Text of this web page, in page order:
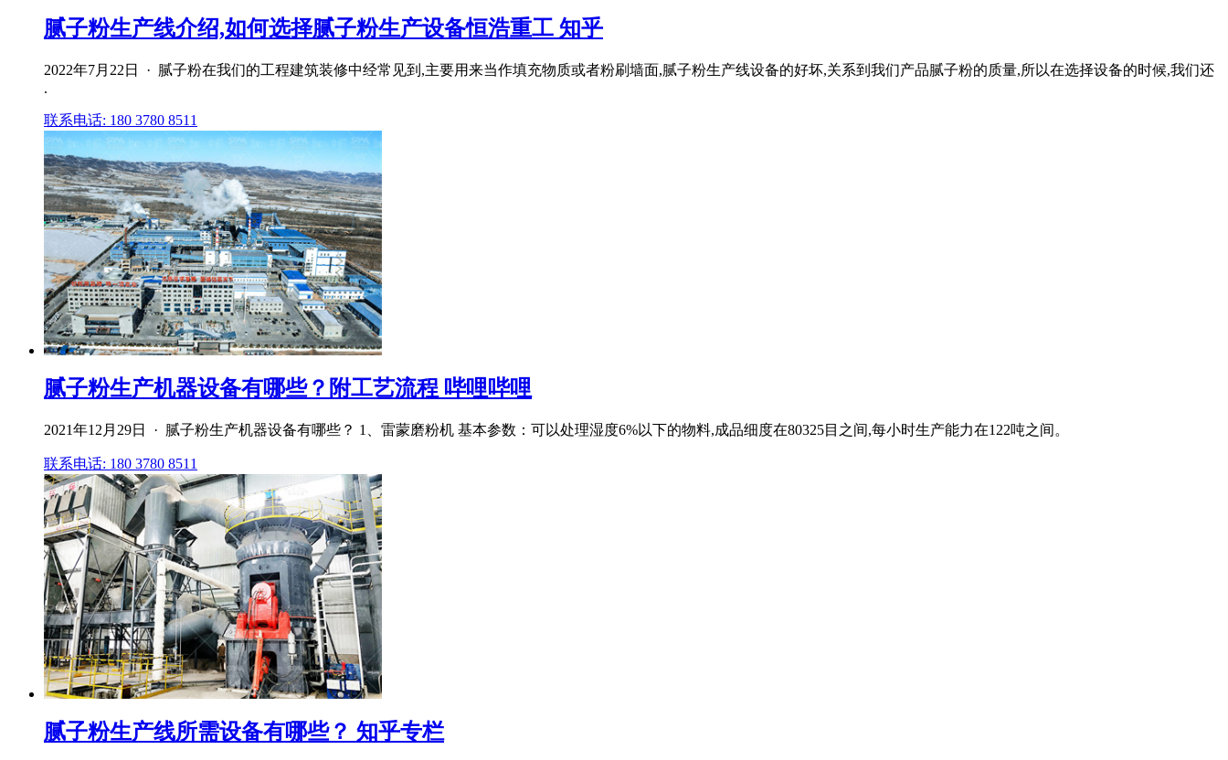
腻子粉生产线介绍,如何选择腻子粉生产设备恒浩重工 知乎
2022年7月22日 · 腻子粉在我们的工程建筑装修中经常见到,主要用来当作填充物质或者粉刷墙面,腻子粉生产线设备的好坏,关系到我们产品腻子粉的质量,所以在选择设备的时候,我们还
.
联系电话: 180 3780 8511
腻子粉生产机器设备有哪些？附工艺流程 哔哩哔哩
2021年12月29日 · 腻子粉生产机器设备有哪些？ 1、雷蒙磨粉机 基本参数：可以处理湿度6%以下的物料,成品细度在80325目之间,每小时生产能力在122吨之间。
联系电话: 180 3780 8511
腻子粉生产线所需设备有哪些？ 知乎专栏